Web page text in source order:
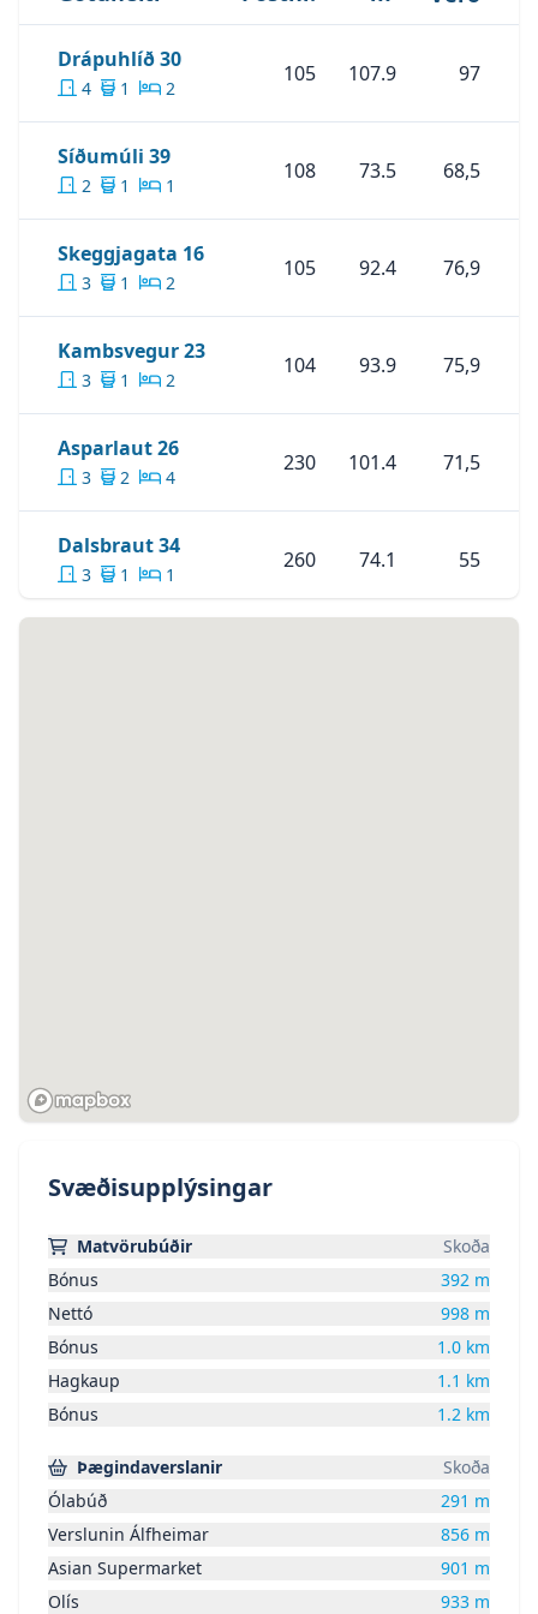
eða agust@remax.is / maggi@remax.is
Drápuhlíð 30Skoða Eignina
4 1 2
105 107.9 97
Síðumúli 39Skoða Eignina
2 1 1
108 73.5 68,5
Skeggjagata 16Skoða Eignina
3 1 2
105 92.4 76,9
Kambsvegur 23Skoða Eignina
3 1 2
104 93.9 75,9
Asparlaut 26Skoða Eignina
3 2 4
230 101.4 71,5
Dalsbraut 34Skoða Eignina
3 1 1
260 74.1 55
Svæðisupplýsingar
Matvörubúðir
Skoða
Bónus
392 m
Nettó
998 m
Bónus
1.0 km
Hagkaup
1.1 km
Bónus
1.2 km
Þægindaverslanir
Skoða
Ólabúð
291 m
Verslunin Álfheimar
856 m
Asian Supermarket
901 m
Olís
933 m